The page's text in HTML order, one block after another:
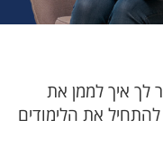
לך איך לממן את
להתחיל את הלימודים